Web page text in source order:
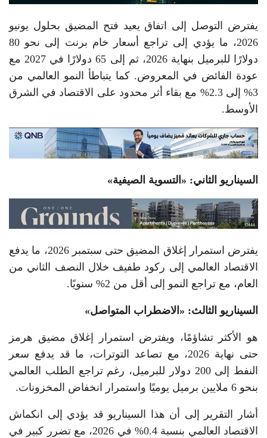
يفترض التوصل إلى اتفاق يعيد فتح المضيق بحلول يونيو
2026، ما يؤدي إلى تراجع أسعار خام برنت إلى نحو 80
دولارًا للبرميل بنهاية 2026، ثم إلى 65 دولارًا في 2027 مع
عودة الفائض في المعروض. كما يتباطأ النمو العالمي من
3% إلى 2.3% مع بقاء أثر محدود على الاقتصاد في الشرق
الأوسط.
السيناريو الثاني: «التسوية الصيفية»
يفترض استمرار إغلاق المضيق حتى سبتمبر 2026، ما يدفع
الاقتصاد العالمي إلى ركود طفيف خلال النصف الثاني من
العام، مع تراجع النمو إلى أقل من 2% سنويًا.
السيناريو الثالث: «الاضطراب المتواصل»
هو الأكثر تشاؤمًا، ويفترض استمرار إغلاق مضيق هرمز
حتى نهاية 2026، مع تصاعد التوترات، ما قد يدفع سعر
النفط إلى 200 دولار للبرميل، رغم تراجع الطلب العالمي
بنحو 6 ملايين برميل يوميًا واستمرار انخفاض المخزونات.
أشار التقرير إلى أن هذا السيناريو قد يؤدي إلى انكماش
الاقتصاد العالمي بنسبة 0.4% في 2026، مع تضرر كبير في